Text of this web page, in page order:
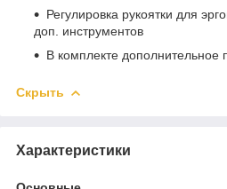
Регулировка рукоятки для
доп. инструментов
В комплекте дополнительное
Скрыть
Характеристики